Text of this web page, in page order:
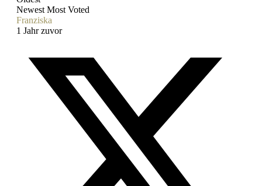
Newest Most Voted
Franziska
1 Jahr zuvor